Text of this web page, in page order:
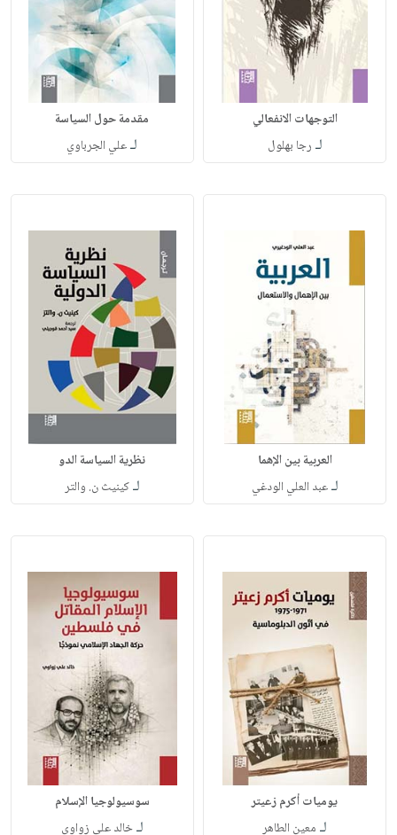
التوجهات الانفعالي
لـ رجا بهلول
مقدمة حول السياسة
لـعلي الجرباوي
العربية بين الإهما
لـعبد العلي الودغي
نظرية السياسة الدو
لـكينيث ن. والتر
يوميات أكرم زعيتر
لـ معين الطاهر
سوسيولوجيا الإسلام
لـخالد علي زواوي